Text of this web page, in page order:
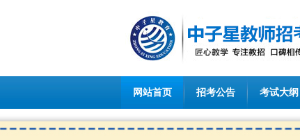
网站首页 招考公告 考试大纲